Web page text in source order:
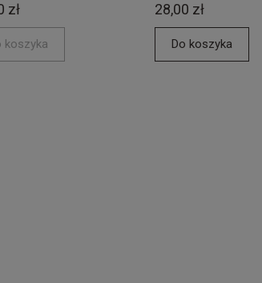
zł
koszyka
28,00 zł
Do koszyka